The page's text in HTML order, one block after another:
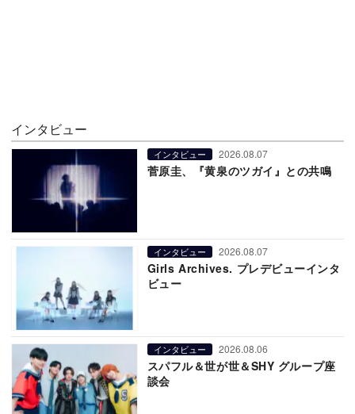
インタビュー
インタビュー 2026.08.07
菅原圭、『黄泉のツガイ』との共鳴
インタビュー 2026.08.07
Girls Archives. プレデビューインタ
ビュー
インタビュー 2026.08.06
スパフル＆世が世＆SHY グループ座
談会